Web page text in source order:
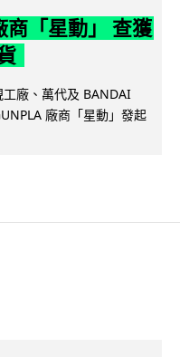
商「星動」 查獲
廠、萬代及 BANDAI
廠商「星動」發起